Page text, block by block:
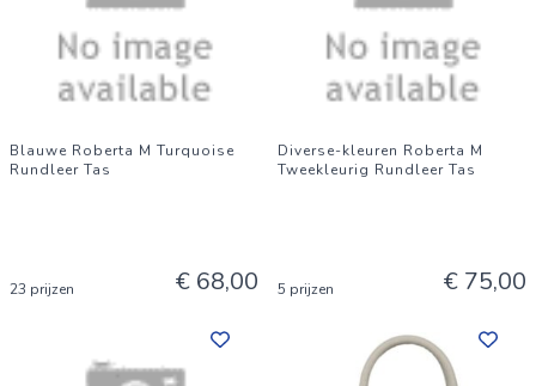
Blauwe Roberta M Turquoise
Rundleer Tas
23 prijzen € 68,00
Diverse-kleuren Roberta M
Tweekleurig Rundleer Tas
5 prijzen € 75,00